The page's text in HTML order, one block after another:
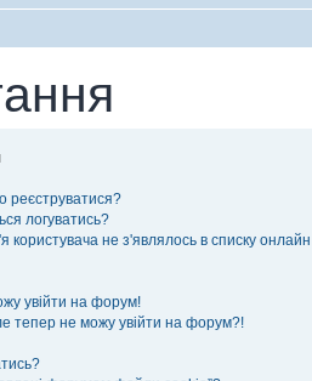
реєструватися?
логуватись?
користувача не з'являлось в списку онлайн
увійти на форум!
тепер не можу увійти на форум?!